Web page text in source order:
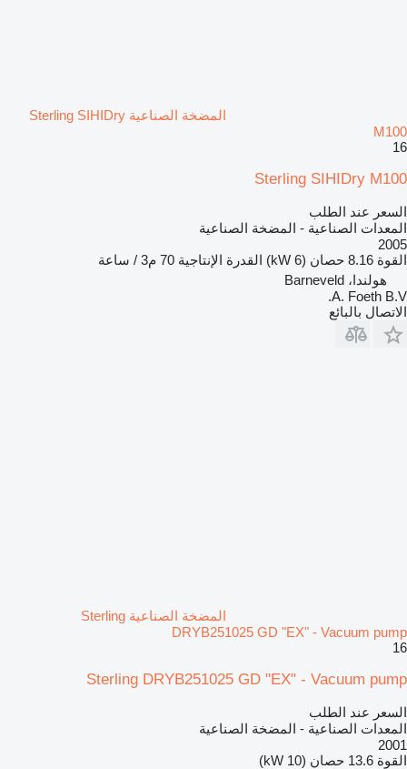
المضخة الصناعية Sterling SIHIDry
M100
16
Sterling SIHIDry M100
السعر عند الطلب
المعدات الصناعية - المضخة الصناعية
2005
القوة 8.16 حصان (6 kW) القدرة الإنتاجية 70 م3 / ساعة
هولندا، Barneveld
A. Foeth B.V.
الاتصال بالبائع
المضخة الصناعية Sterling
DRYB251025 GD "EX" - Vacuum pump
16
Sterling DRYB251025 GD "EX" - Vacuum pump
السعر عند الطلب
المعدات الصناعية - المضخة الصناعية
2001
القوة 13.6 حصان (10 kW)